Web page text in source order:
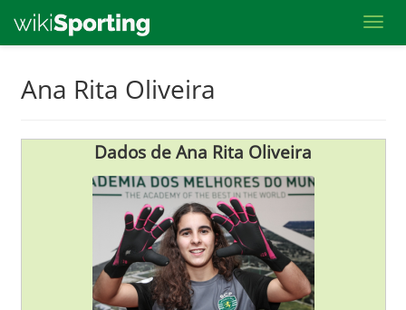
Ana Rita Oliveira
Dados de Ana Rita Oliveira